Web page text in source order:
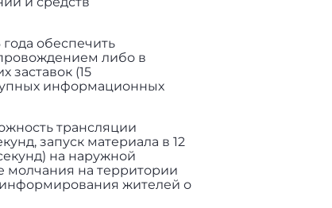
обеспечить
либо в
заставок (15
информационных
трансляции
запуск материала в 12
на наружной
молчания на территории
жителей о